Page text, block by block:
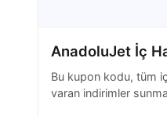
AnadoluJet İç
Bu kupon kodu, tüm
varan indirimler